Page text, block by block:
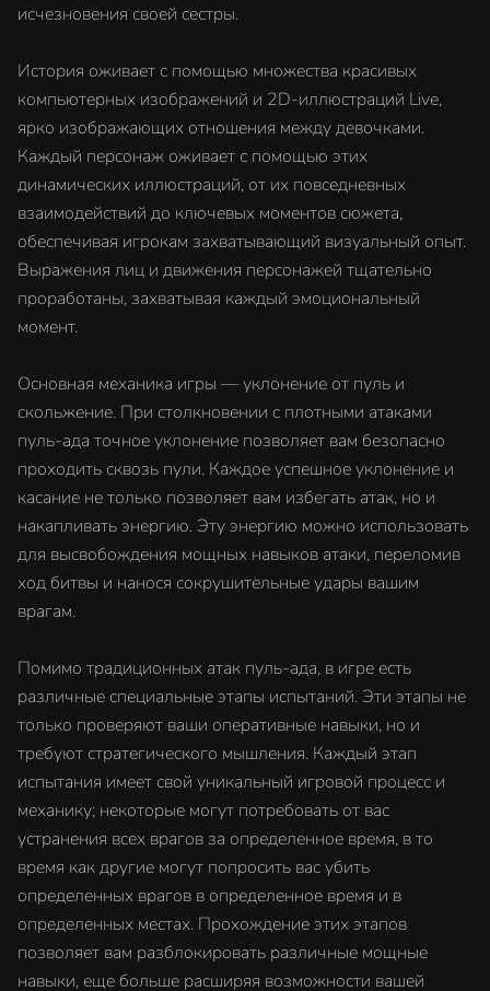
исчезновения своей сестры.
История оживает с помощью множества красивых
компьютерных изображений и 2D-иллюстраций Live,
ярко изображающих отношения между девочками.
Каждый персонаж оживает с помощью этих
динамических иллюстраций, от их повседневных
взаимодействий до ключевых моментов сюжета,
обеспечивая игрокам захватывающий визуальный опыт.
Выражения лиц и движения персонажей тщательно
проработаны, захватывая каждый эмоциональный
момент.
Основная механика игры — уклонение от пуль и
скольжение. При столкновении с плотными атаками
пуль-ада точное уклонение позволяет вам безопасно
проходить сквозь пули. Каждое успешное уклонение и
касание не только позволяет вам избегать атак, но и
накапливать энергию. Эту энергию можно использовать
для высвобождения мощных навыков атаки, переломив
ход битвы и нанося сокрушительные удары вашим
врагам.
Помимо традиционных атак пуль-ада, в игре есть
различные специальные этапы испытаний. Эти этапы не
только проверяют ваши оперативные навыки, но и
требуют стратегического мышления. Каждый этап
испытания имеет свой уникальный игровой процесс и
механику; некоторые могут потребовать от вас
устранения всех врагов за определенное время, в то
время как другие могут попросить вас убить
определенных врагов в определенное время и в
определенных местах. Прохождение этих этапов
позволяет вам разблокировать различные мощные
навыки, еще больше расширяя возможности вашей